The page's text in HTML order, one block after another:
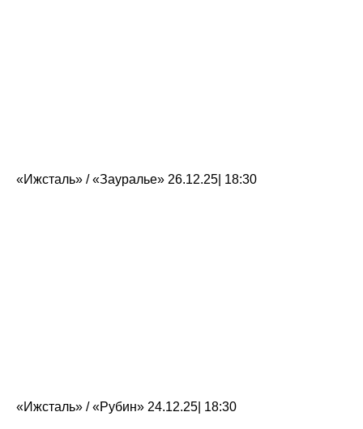
«Ижсталь» / «Зауралье» 26.12.25| 18:30
«Ижсталь» / «Рубин» 24.12.25| 18:30